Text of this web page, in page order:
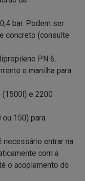
bar. Podem ser
concreto (consulte
PN 6.
e manilha para
e 2200
ou 150) para
necessário entrar na
com a
o acoplamento do